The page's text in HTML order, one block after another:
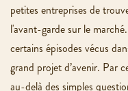
petites entreprises de
l'avant-garde sur le
certains épisodes vécus
grand projet d’avenir. Par
au-delà des simples